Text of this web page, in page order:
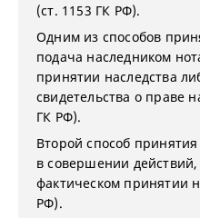
(ст. 1153 ГК РФ).
Одним из способов
подача наследником
принятии наследства
свидетельства о праве
ГК РФ).
Второй способ
в совершении
фактическом принятии
РФ).